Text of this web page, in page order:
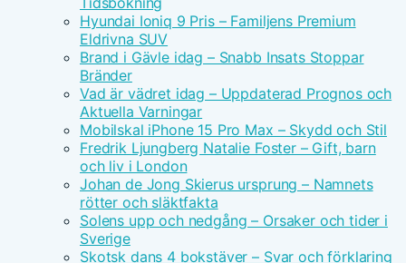
Hyundai Ioniq 9 Pris – Familjens Premium
Eldrivna SUV
Brand i Gävle idag – Snabb Insats Stoppar
Bränder
Vad är vädret idag – Uppdaterad Prognos och
Aktuella Varningar
Mobilskal iPhone 15 Pro Max – Skydd och Stil
Fredrik Ljungberg Natalie Foster – Gift, barn
och liv i London
Johan de Jong Skierus ursprung – Namnets
rötter och släktfakta
Solens upp och nedgång – Orsaker och tider i
Sverige
Skotsk dans 4 bokstäver – Svar och förklaring